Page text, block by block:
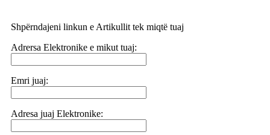
Shpërndajeni linkun e Artikullit tek miqtë tuaj
Adrersa Elektronike e mikut tuaj:
Emri juaj:
Adresa juaj Elektronike: